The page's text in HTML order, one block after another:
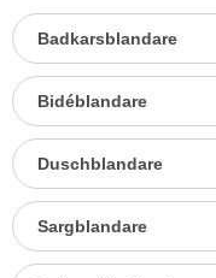
Badkarsblandare
Bidéblandare
Duschblandare
Sargblandare